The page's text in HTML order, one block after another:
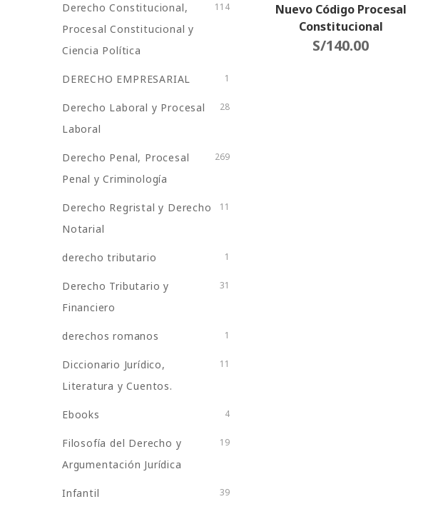
Nuevo Código Procesal
Constitucional
Explicado En Diagramas.
S/140.00
Derecho Constitucional,
Procesal Constitucional y
Ciencia Política
114
DERECHO EMPRESARIAL 1
Derecho Laboral y Procesal
Laboral
28
Derecho Penal, Procesal
Penal y Criminología
269
Derecho Regristal y Derecho
Notarial
11
derecho tributario 1
Derecho Tributario y
Financiero
31
derechos romanos 1
Diccionario Jurídico,
Literatura y Cuentos.
11
Ebooks 4
Filosofía del Derecho y
Argumentación Jurídica
19
Infantil 39